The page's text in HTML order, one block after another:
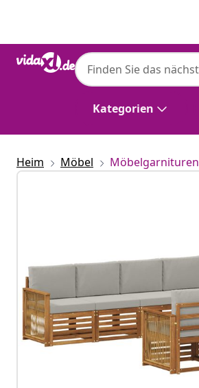
Kategorien
Heim Möbel Möbelgarnituren